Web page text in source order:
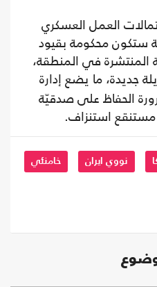
العمل العسكري
ستكون محكومة بقيود
المنتشرة في المنطقة،
جديدة، ما يضع إدارة
الحفاظ على صدقيّة
مستنقع استنزاف.
نووي ايران خامنئي